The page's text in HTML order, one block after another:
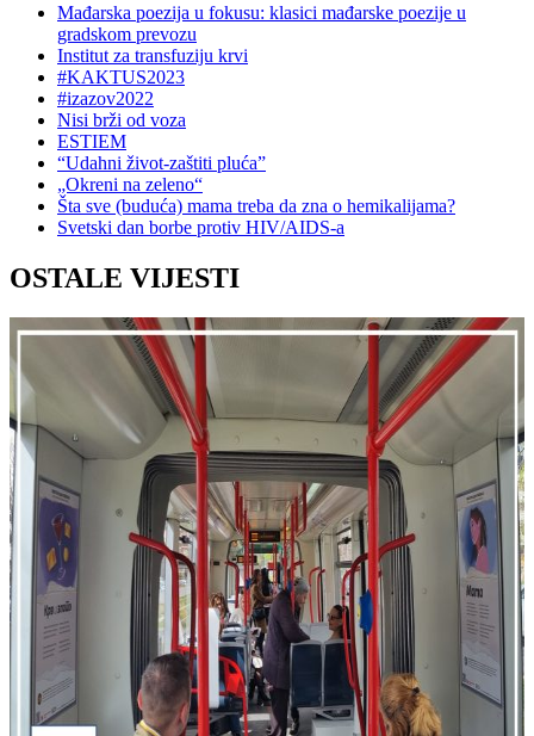
Mađarska poezija u fokusu: klasici mađarske poezije u
gradskom prevozu
Institut za transfuziju krvi
#KAKTUS2023
#izazov2022
Nisi brži od voza
ESTIEM
“Udahni život-zaštiti pluća”
„Okreni na zeleno“
Šta sve (buduća) mama treba da zna o hemikalijama?
Svetski dan borbe protiv HIV/AIDS-a
OSTALE VIJESTI